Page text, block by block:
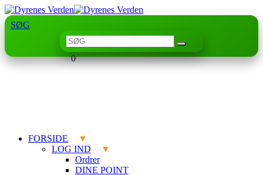
SØG
0
FORSIDE
LOG IND
Ordrer
DINE POINT